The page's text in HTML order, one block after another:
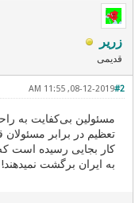
زریر
قدیمی
#2
08-12-2019, 11:55 AM
مسئولین بی‌کفایت به
تعظیم در برابر
کار بجایی رسیده است
به ایران برگشت نمیدهند!